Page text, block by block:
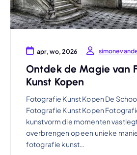
apr, wo, 2026
Ontdek de Magie van
Kunst Kopen
Fotografie Kunst Kopen De
Fotografie Kunst Kopen
kunstvorm die momenten
overbrengen op een unieke
fotografie kunst…